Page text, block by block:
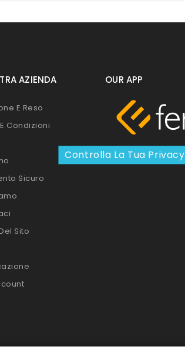
AZIENDA
E Reso
Condizioni
Sicuro
Sito
OUR APP
Controlla La Tua Privacy